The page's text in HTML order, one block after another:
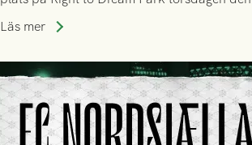
Läs mer